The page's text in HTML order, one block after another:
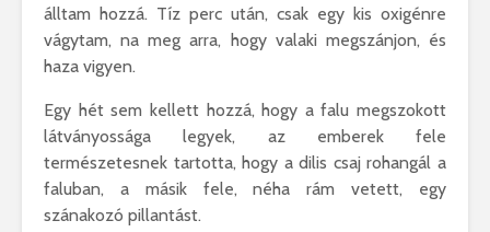
álltam hozzá. Tíz perc után, csak egy kis oxigénre
vágytam, na meg arra, hogy valaki megszánjon, és
haza vigyen.
Egy hét sem kellett hozzá, hogy a falu megszokott
látványossága legyek, az emberek fele
természetesnek tartotta, hogy a dilis csaj rohangál a
faluban, a másik fele, néha rám vetett, egy
szánakozó pillantást.